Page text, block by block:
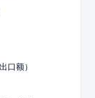
口额）